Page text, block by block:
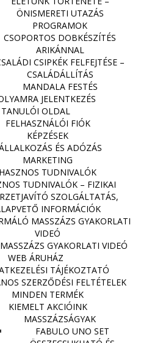
ÖNISMERETI UTAZÁS
PROGRAMOK
CSOPORTOS DOBKÉSZÍTÉS
ARIKÁNNAL
CSIPKÉK FELFEJTÉSE –
CSALÁDÁLLÍTÁS
MANDALA FESTÉS
JELENTKEZÉS
TANULÓI OLDAL
FELHASZNÁLÓI FIÓK
KÉPZÉSEK
ÉS ADÓZÁS
MARKETING
HASZNOS TUDNIVALÓK
TUDNIVALÓK – FIZIKAI
SZOLGÁLTATÁS,
INFORMÁCIÓK
MASSZÁZS GYAKORLATI
VIDEÓ
GYAKORLATI VIDEÓ
WEB ÁRUHÁZ
TÁJÉKOZTATÓ
SZERZŐDÉSI FELTÉTELEK
MINDEN TERMÉK
KIEMELT AKCIÓINK
MASSZÁZSÁGYAK
FABULO UNO SET